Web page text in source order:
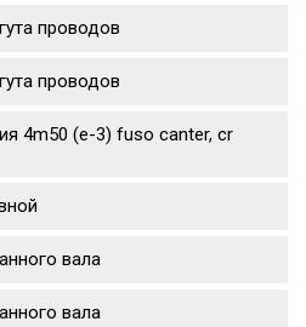
проводов
проводов
4m50 (е-3) fuso canter, cr
вала
вала